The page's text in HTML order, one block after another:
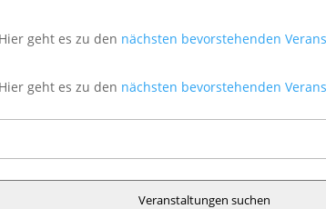
geht es zu den nächsten bevorstehenden
geht es zu den nächsten bevorstehenden
Veranstaltungen suchen